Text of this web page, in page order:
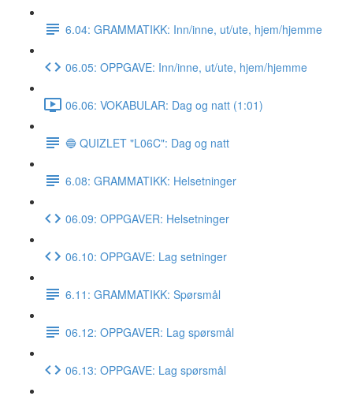
6.04: GRAMMATIKK: Inn/inne, ut/ute, hjem/hjemme
06.05: OPPGAVE: Inn/inne, ut/ute, hjem/hjemme
06.06: VOKABULAR: Dag og natt (1:01)
🔵 QUIZLET "L06C": Dag og natt
6.08: GRAMMATIKK: Helsetninger
06.09: OPPGAVER: Helsetninger
06.10: OPPGAVE: Lag setninger
6.11: GRAMMATIKK: Spørsmål
06.12: OPPGAVER: Lag spørsmål
06.13: OPPGAVE: Lag spørsmål